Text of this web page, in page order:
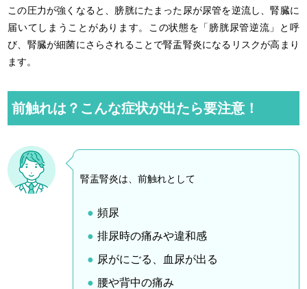
この圧力が強くなると、膀胱にたまった尿が尿管を逆流し、腎臓に
届いてしまうことがあります。この状態を「膀胱尿管逆流」と呼
び、腎臓が細菌にさらされることで腎盂腎炎になるリスクが高まり
ます。
前触れは？こんな症状が出たら要注意！
腎盂腎炎は、前触れとして
頻尿
排尿時の痛みや違和感
尿がにごる、血尿が出る
腰や背中の痛み